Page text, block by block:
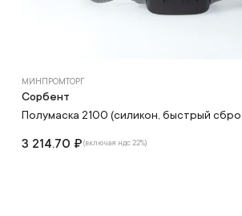
МИНПРОМТОРГ
Сорбент
Полумаска 2100 (силикон, быстрый
3 214.70 ₽(включая ндс 22%)